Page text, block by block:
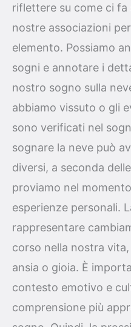
riflettere su come ci fa
nostre associazioni
elemento. Possiamo
sogni e annotare i
nostro sogno sulla
abbiamo vissuto o gli
sono verificati nel
sognare la neve può
diversi, a seconda
proviamo nel
esperienze personali.
rappresentare
corso nella nostra
ansia o gioia. È
contesto emotivo e
comprensione più